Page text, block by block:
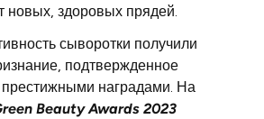
новых, здоровых прядей.
сыворотки получили
подтвержденное
наградами. На
Beauty Awards 2023
a fi la curent cu cele mai noi oferte și promoții!